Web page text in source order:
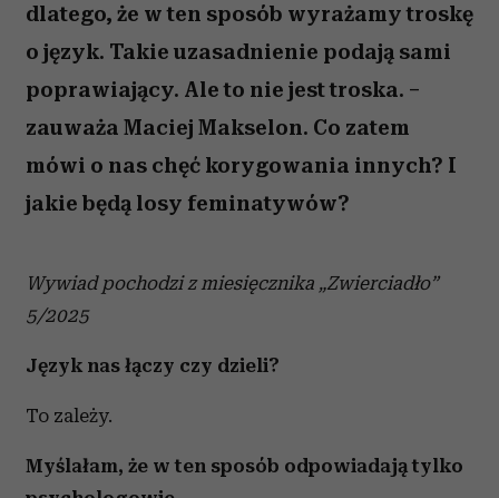
dlatego, że w ten sposób wyrażamy troskę
o język. Takie uzasadnienie podają sami
poprawiający. Ale to nie jest troska. –
zauważa Maciej Makselon. Co zatem
mówi o nas chęć korygowania innych? I
jakie będą losy feminatywów?
Wywiad pochodzi z miesięcznika „Zwierciadło”
5/2025
Język nas łączy czy dzieli?
To zależy.
Myślałam, że w ten sposób odpowiadają tylko